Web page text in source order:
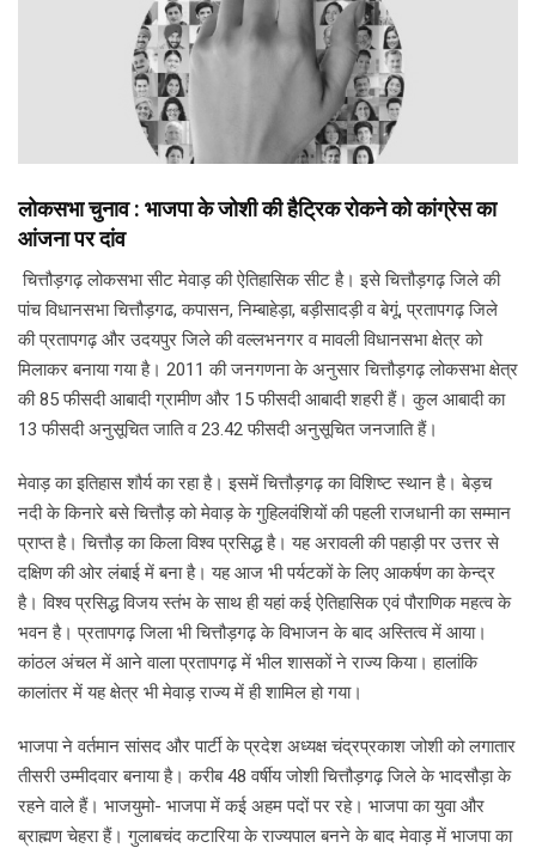
लोकसभा चुनाव : भाजपा के जोशी की हैट्रिक रोकने को कांग्रेस का
आंजना पर दांव
चित्तौड़गढ़ लोकसभा सीट मेवाड़ की ऐतिहासिक सीट है। इसे चित्तौड़गढ़ जिले की
पांच विधानसभा चित्तौड़गढ, कपासन, निम्बाहेड़ा, बड़ीसादड़ी व बेगूं, प्रतापगढ़ जिले
की प्रतापगढ़ और उदयपुर जिले की वल्लभनगर व मावली विधानसभा क्षेत्र को
मिलाकर बनाया गया है। 2011 की जनगणना के अनुसार चित्तौड़गढ़ लोकसभा क्षेत्र
की 85 फीसदी आबादी ग्रामीण और 15 फीसदी आबादी शहरी हैं। कुल आबादी का
13 फीसदी अनुसूचित जाति व 23.42 फीसदी अनुसूचित जनजाति हैं।
मेवाड़ का इतिहास शौर्य का रहा है। इसमें चित्तौड़गढ़ का विशिष्ट स्थान है। बेड़च
नदी के किनारे बसे चित्तौड़ को मेवाड़ के गुहिलवंशियों की पहली राजधानी का सम्मान
प्राप्त है। चित्तौड़ का किला विश्व प्रसिद्ध है। यह अरावली की पहाड़ी पर उत्तर से
दक्षिण की ओर लंबाई में बना है। यह आज भी पर्यटकों के लिए आकर्षण का केन्द्र
है। विश्व प्रसिद्ध विजय स्तंभ के साथ ही यहां कई ऐतिहासिक एवं पौराणिक महत्व के
भवन है। प्रतापगढ़ जिला भी चित्तौड़गढ़ के विभाजन के बाद अस्तित्व में आया।
कांठल अंचल में आने वाला प्रतापगढ़ में भील शासकों ने राज्य किया। हालांकि
कालांतर में यह क्षेत्र भी मेवाड़ राज्य में ही शामिल हो गया।
भाजपा ने वर्तमान सांसद और पार्टी के प्रदेश अध्यक्ष चंद्रप्रकाश जोशी को लगातार
तीसरी उम्मीदवार बनाया है। करीब 48 वर्षीय जोशी चित्तौड़गढ़ जिले के भादसौड़ा के
रहने वाले हैं। भाजयुमो- भाजपा में कई अहम पदों पर रहे। भाजपा का युवा और
ब्राह्मण चेहरा हैं। गुलाबचंद कटारिया के राज्यपाल बनने के बाद मेवाड़ में भाजपा का